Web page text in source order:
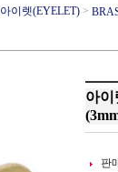
아이렛(EYELET) >
아이
판